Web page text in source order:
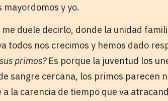
mayordomos y yo.
me duele decirlo, donde la unidad
todos nos crecimos y hemos dado
primos?Es porque la juventud los
sangre cercana, los primos parecen
la carencia de tiempo que va